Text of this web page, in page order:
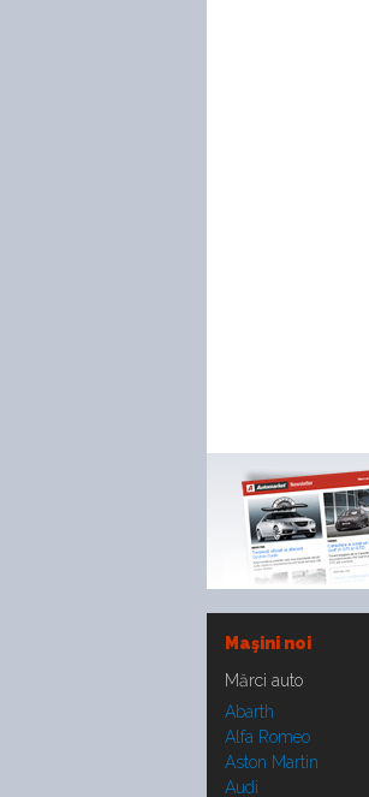
Maşini noi
Mărci auto
Abarth
Alfa Romeo
Aston Martin
Audi